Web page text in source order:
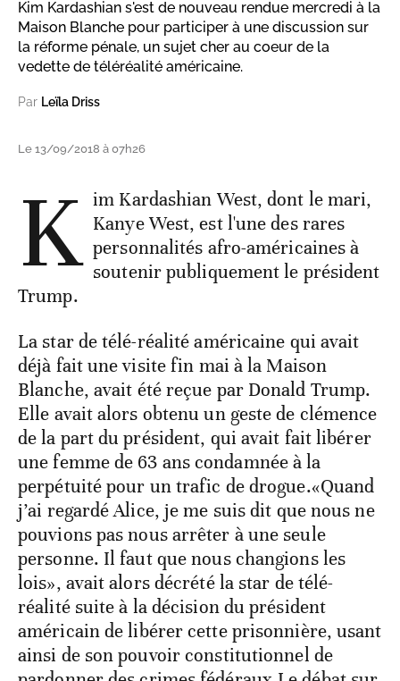
Kim Kardashian s'est de nouveau rendue mercredi à la
Maison Blanche pour participer à une discussion sur
la réforme pénale, un sujet cher au coeur de la
vedette de téléréalité américaine.
Par Leïla Driss
Le 13/09/2018 à 07h26
K im Kardashian West, dont le mari,
Kanye West, est l'une des rares
personnalités afro-américaines à
soutenir publiquement le président
Trump.
La star de télé-réalité américaine qui avait
déjà fait une visite fin mai à la Maison
Blanche, avait été reçue par Donald Trump.
Elle avait alors obtenu un geste de clémence
de la part du président, qui avait fait libérer
une femme de 63 ans condamnée à la
perpétuité pour un trafic de drogue.«Quand
j’ai regardé Alice, je me suis dit que nous ne
pouvions pas nous arrêter à une seule
personne. Il faut que nous changions les
lois», avait alors décrété la star de télé-
réalité suite à la décision du président
américain de libérer cette prisonnière, usant
ainsi de son pouvoir constitutionnel de